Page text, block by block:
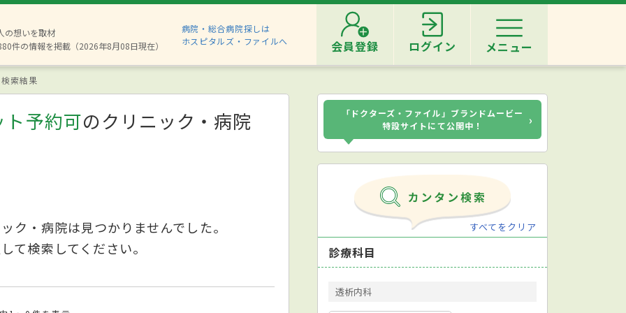
の想いを取材
件の情報を掲載（2026年8月08日現在）
病院・総合病院探しは
ホスピタルズ・ファイルへ
会員登録 ログイン メニュー
索結果
予約可のクリニック・病院
ク・病院は見つかりませんでした。
て検索してください。
「ドクターズ・ファイル」ブランドムービー
特設サイトにて公開中！
›
すべてをクリア
診療科目
透析内科